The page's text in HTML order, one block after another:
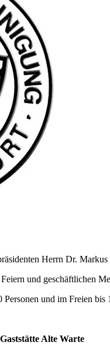
Herrn Dr.
und geschäftlichen
und im Freien bis
Alte Warte